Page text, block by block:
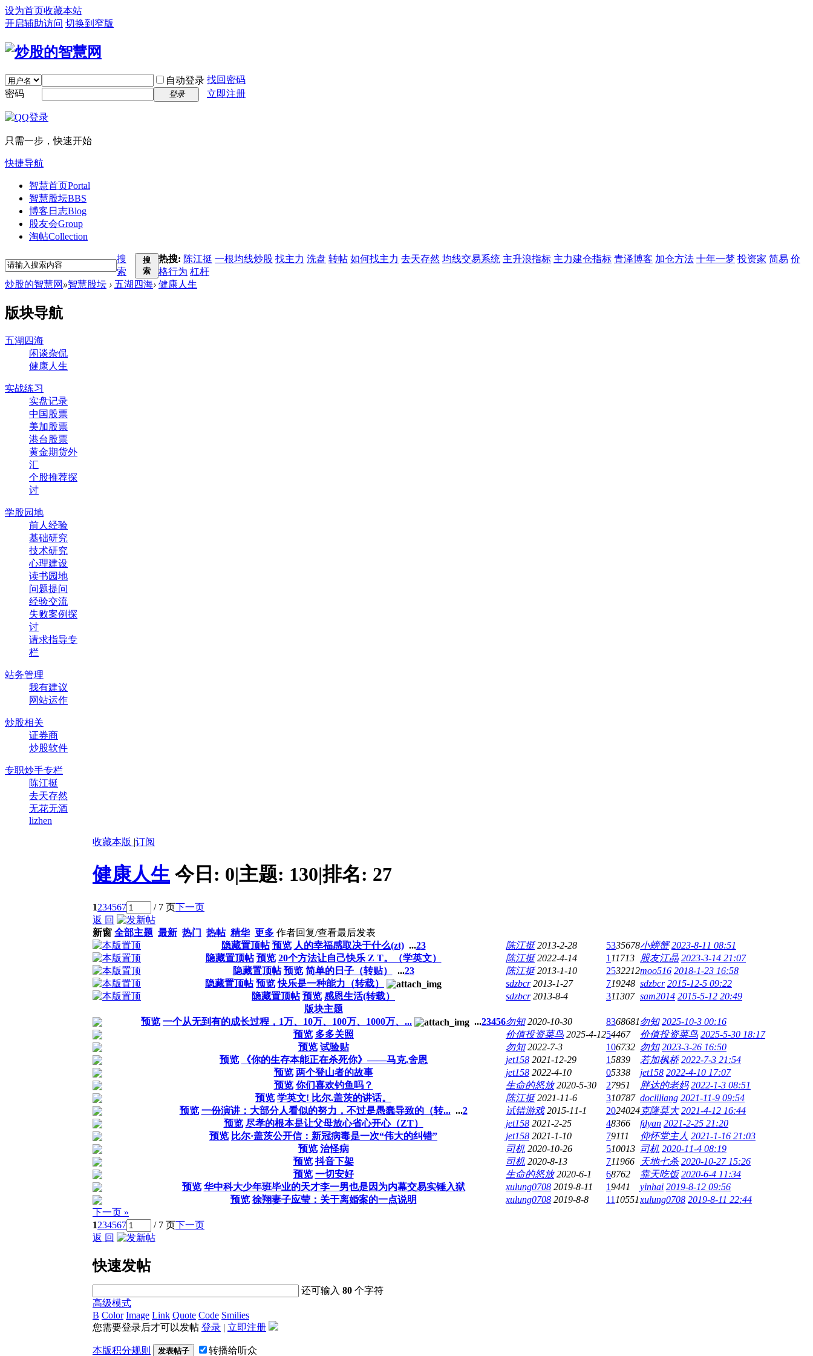
设为首页收藏本站
开启辅助访问 切换到窄版
自动登录 找回密码
密码
登录 立即注册
只需一步，快速开始
快捷导航
智慧首页Portal
智慧股坛BBS
博客日志Blog
股友会Group
淘帖Collection
搜
索
搜
索
热搜: 陈江挺 一根均线炒股 找主力 洗盘 转帖 如何找主力 去天存然 均线交易系统 主升浪指标 主力建仓指标 青泽博客 加仓方法 十年一梦 投资家 简易 价
格行为 杠杆
炒股的智慧网 »智慧股坛 › 五湖四海› 健康人生
版块导航
五湖四海
闲谈杂侃
健康人生
实战练习
实盘记录
中国股票
美加股票
港台股票
黄金期货外
汇
个股推荐探
讨
学股园地
前人经验
基础研究
技术研究
心理建设
读书园地
问题提问
经验交流
失败案例探
讨
请求指导专
栏
站务管理
我有建议
网站运作
炒股相关
证券商
炒股软件
专职炒手专栏
陈江挺
去天存然
无花无酒
lizhen
收藏本版 |订阅
健康人生 今日: 0|主题: 130|排名: 27
1234567 / 7 页下一页
返 回
新窗 全部主题 最新 热门 热帖 精华 更多 作者回复/查看最后发表
隐藏置顶帖 预览 人的幸福感取决于什么(zt) ...23 陈江挺 2013-2-28 5335678小螃蟹 2023-8-11 08:51
隐藏置顶帖 预览 20个方法让自己快乐 Z T。（学英文） 陈江挺 2022-4-14 1 11713 股友江晶 2023-3-14 21:07
隐藏置顶帖 预览 简单的日子（转贴） ...23 陈江挺 2013-1-10 2532212moo516 2018-1-23 16:58
隐藏置顶帖 预览 快乐是一种能力（转载） sdzbcr 2013-1-27 719248 sdzbcr 2015-12-5 09:22
隐藏置顶帖 预览 感恩生活(转载） sdzbcr 2013-8-4 311307 sam2014 2015-5-12 20:49
版块主题
预览 一个从无到有的成长过程，1万、10万、100万、1000万、... ...23456勿知 2020-10-30 8368681勿知 2025-10-3 00:16
预览 多多关照 价值投资菜鸟 2025-4-1254467 价值投资菜鸟 2025-5-30 18:17
预览 试验贴 勿知 2022-7-3 106732 勿知 2023-3-26 16:50
预览
《你的生存本能正在杀死你》——马克.舍恩 jet158 2021-12-29 15839 若加枫桥 2022-7-3 21:54
预览 两个登山者的故事 jet158 2022-4-10 05338 jet158 2022-4-10 17:07
预览 你们喜欢钓鱼吗？ 生命的怒放 2020-5-30 27951 胖达的老妈 2022-1-3 08:51
预览 学英文! 比尔.盖茨的讲话。 陈江挺 2021-11-6 310787 docliliang 2021-11-9 09:54
预览 一份演讲：大部分人看似的努力，不过是愚蠢导致的（转... ...2 试错游戏 2015-11-1 2024024克隆莫大 2021-4-12 16:44
预览 尽孝的根本是让父母放心省心开心（ZT） jet158 2021-2-25 48366 fdyan 2021-2-25 21:20
预览 比尔·盖茨公开信：新冠病毒是一次“伟大的纠错” jet158 2021-1-10 79111 仰怀堂主人 2021-1-16 21:03
预览 治怪病 司机 2020-10-26 510013 司机 2020-11-4 08:19
预览 抖音下架 司机 2020-8-13 711966 天地七杀 2020-10-27 15:26
预览 一切安好 生命的怒放 2020-6-1 68762 靠天吃饭 2020-6-4 11:34
预览 华中科大少年班毕业的天才李一男也是因为内幕交易实锤入狱 xulung0708 2019-8-11 19441 yinhai 2019-8-12 09:56
预览 徐翔妻子应莹：关于离婚案的一点说明 xulung0708 2019-8-8 11 10551xulung0708 2019-8-11 22:44
下一页 »
1234567 / 7 页下一页
返 回
快速发帖
还可输入80 个字符
高级模式
B Color Image Link Quote Code Smilies
您需要登录后才可以发帖 登录 | 立即注册
本版积分规则 发表帖子 转播给听众